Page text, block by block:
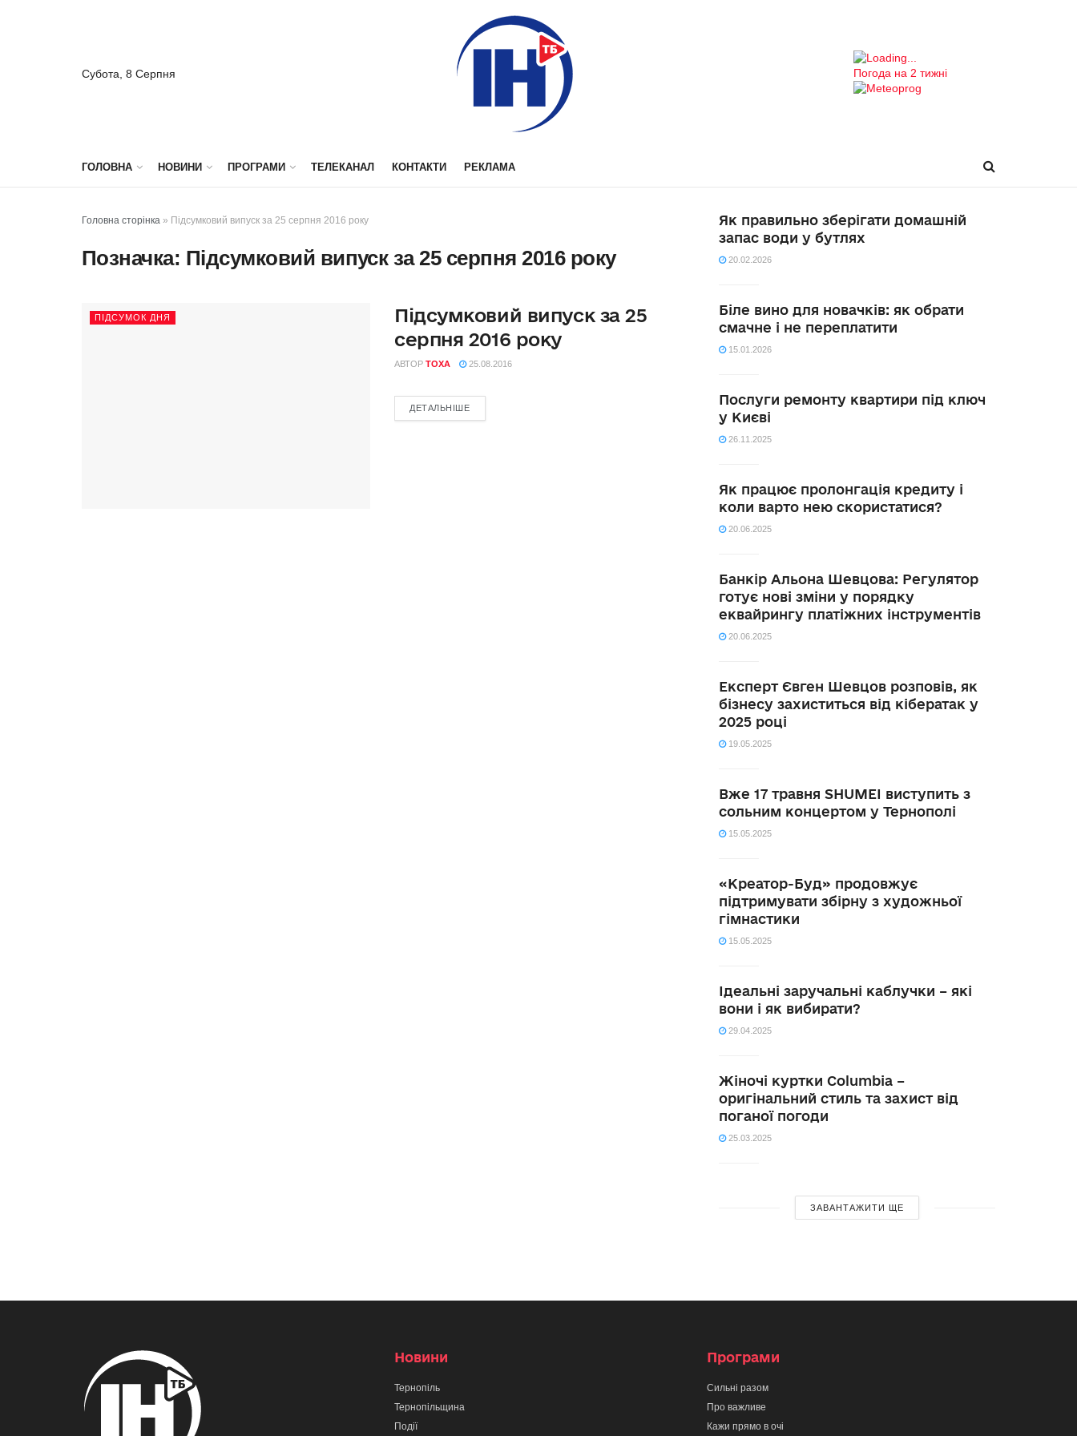
Субота, 8 Серпня Погода на 2 тижні
ГОЛОВНА НОВИНИ ПРОГРАМИ ТЕЛЕКАНАЛ КОНТАКТИ РЕКЛАМА
Головна сторінка » Підсумковий випуск за 25 серпня 2016 року
Позначка: Підсумковий випуск за 25 серпня 2016 року
ПІДСУМОК ДНЯ
Підсумковий випуск за 25
серпня 2016 року
АВТОР TOXA 25.08.2016
ДЕТАЛЬНІШЕ
Як правильно зберігати домашній
запас води у бутлях
20.02.2026
Біле вино для новачків: як обрати
смачне і не переплатити
15.01.2026
Послуги ремонту квартири під ключ
у Києві
26.11.2025
Як працює пролонгація кредиту і
коли варто нею скористатися?
20.06.2025
Банкір Альона Шевцова: Регулятор
готує нові зміни у порядку
еквайрингу платіжних інструментів
20.06.2025
Експерт Євген Шевцов розповів, як
бізнесу захиститься від кібератак у
2025 році
19.05.2025
Вже 17 травня SHUMEI виступить з
сольним концертом у Тернополі
15.05.2025
«Креатор-Буд» продовжує
підтримувати збірну з художньої
гімнастики
15.05.2025
Ідеальні заручальні каблучки – які
вони і як вибирати?
29.04.2025
Жіночі куртки Columbia –
оригінальний стиль та захист від
поганої погоди
25.03.2025
ЗАВАНТАЖИТИ ЩЕ
Новини
Тернопіль
Тернопільщина
Події
Програми
Сильні разом
Про важливе
Кажи прямо в очі